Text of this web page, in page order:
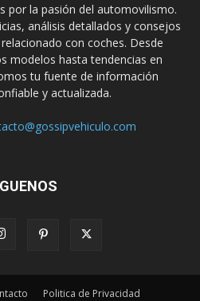
por la pasión del automovilismo.
análisis detallados y consejos
con coches. Desde
modelos hasta tendencias en
tu fuente de información
y actualizada.
Politica de Privacidad